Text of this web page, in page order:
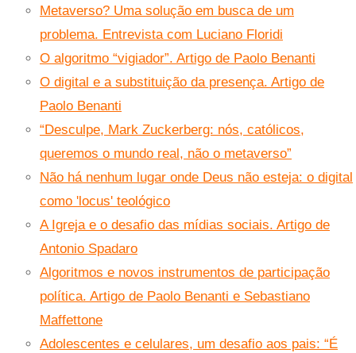
Metaverso? Uma solução em busca de um
problema. Entrevista com Luciano Floridi
O algoritmo “vigiador”. Artigo de Paolo Benanti
O digital e a substituição da presença. Artigo de
Paolo Benanti
“Desculpe, Mark Zuckerberg: nós, católicos,
queremos o mundo real, não o metaverso”
Não há nenhum lugar onde Deus não esteja: o digital
como 'locus' teológico
A Igreja e o desafio das mídias sociais. Artigo de
Antonio Spadaro
Algoritmos e novos instrumentos de participação
política. Artigo de Paolo Benanti e Sebastiano
Maffettone
Adolescentes e celulares, um desafio aos pais: “É